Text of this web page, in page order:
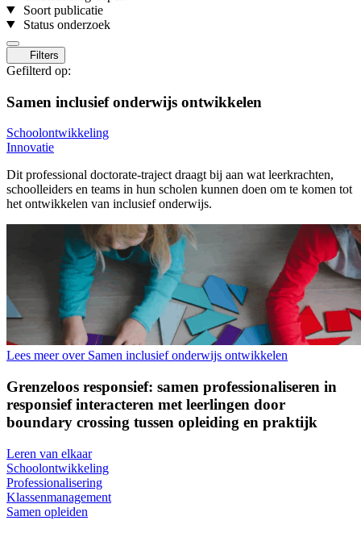
Soort publicatie
Status onderzoek
Filters
Gefilterd op:
Samen inclusief onderwijs ontwikkelen
Schoolontwikkeling
Innovatie
Dit professional doctorate-traject draagt bij aan wat leerkrachten,
schoolleiders en teams in hun scholen kunnen doen om te komen tot
het ontwikkelen van inclusief onderwijs.
Lees meer over Samen inclusief onderwijs ontwikkelen
Grenzeloos responsief: samen professionaliseren in
responsief interacteren met leerlingen door
boundary crossing tussen opleiding en praktijk
Leren van elkaar
Schoolontwikkeling
Professionalisering
Klassenmanagement
Samen opleiden